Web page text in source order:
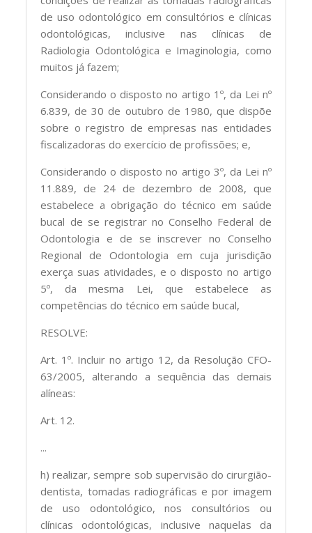
de uso odontológico em consultórios e clínicas
odontológicas, inclusive nas clínicas de
Radiologia Odontológica e Imaginologia, como
muitos já fazem;
Considerando o disposto no artigo 1º, da Lei nº
6.839, de 30 de outubro de 1980, que dispõe
sobre o registro de empresas nas entidades
fiscalizadoras do exercício de profissões; e,
Considerando o disposto no artigo 3º, da Lei nº
11.889, de 24 de dezembro de 2008, que
estabelece a obrigação do técnico em saúde
bucal de se registrar no Conselho Federal de
Odontologia e de se inscrever no Conselho
Regional de Odontologia em cuja jurisdição
exerça suas atividades, e o disposto no artigo
5º, da mesma Lei, que estabelece as
competências do técnico em saúde bucal,
RESOLVE:
Art. 1º. Incluir no artigo 12, da Resolução CFO-
63/2005, alterando a sequência das demais
alíneas:
Art. 12.
...
h) realizar, sempre sob supervisão do cirurgião-
dentista, tomadas radiográficas e por imagem
de uso odontológico, nos consultórios ou
clínicas odontológicas, inclusive naquelas da